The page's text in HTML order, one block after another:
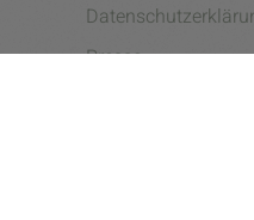
Presse